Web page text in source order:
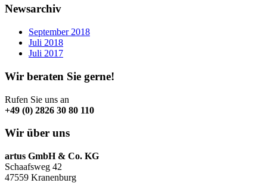
Newsarchiv
September 2018
Juli 2018
Juli 2017
Wir beraten Sie gerne!
Rufen Sie uns an
+49 (0) 2826 30 80 110
Wir über uns
artus GmbH & Co. KG
Schaafsweg 42
47559 Kranenburg